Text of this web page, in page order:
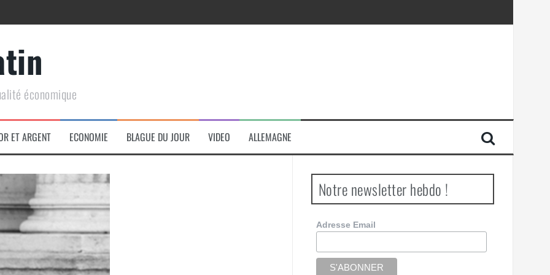
de conquête géopolitique massive
économique
ET ARGENT ECONOMIE BLAGUE DU JOUR VIDEO ALLEMAGNE
Notre newsletter hebdo !
Adresse Email